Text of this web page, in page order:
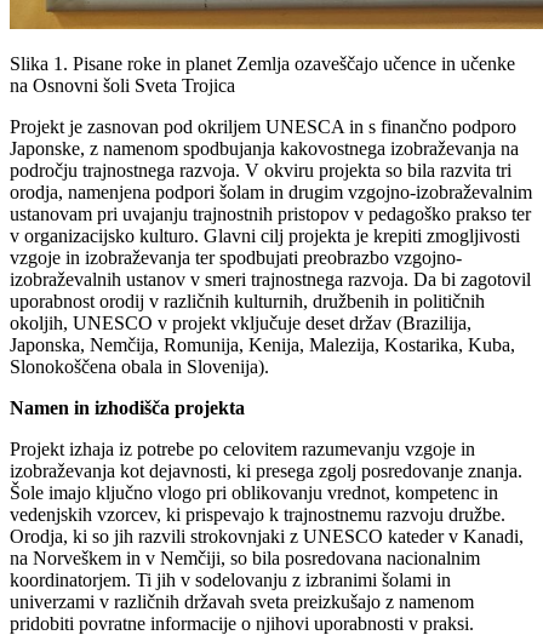
Slika 1. Pisane roke in planet Zemlja ozaveščajo učence in učenke
na Osnovni šoli Sveta Trojica
Projekt je zasnovan pod okriljem UNESCA in s finančno podporo
Japonske, z namenom spodbujanja kakovostnega izobraževanja na
področju trajnostnega razvoja. V okviru projekta so bila razvita tri
orodja, namenjena podpori šolam in drugim vzgojno-izobraževalnim
ustanovam pri uvajanju trajnostnih pristopov v pedagoško prakso ter
v organizacijsko kulturo. Glavni cilj projekta je krepiti zmogljivosti
vzgoje in izobraževanja ter spodbujati preobrazbo vzgojno-
izobraževalnih ustanov v smeri trajnostnega razvoja. Da bi zagotovil
uporabnost orodij v različnih kulturnih, družbenih in političnih
okoljih, UNESCO v projekt vključuje deset držav (Brazilija,
Japonska, Nemčija, Romunija, Kenija, Malezija, Kostarika, Kuba,
Slonokoščena obala in Slovenija).
Namen in izhodišča projekta
Projekt izhaja iz potrebe po celovitem razumevanju vzgoje in
izobraževanja kot dejavnosti, ki presega zgolj posredovanje znanja.
Šole imajo ključno vlogo pri oblikovanju vrednot, kompetenc in
vedenjskih vzorcev, ki prispevajo k trajnostnemu razvoju družbe.
Orodja, ki so jih razvili strokovnjaki z UNESCO kateder v Kanadi,
na Norveškem in v Nemčiji, so bila posredovana nacionalnim
koordinatorjem. Ti jih v sodelovanju z izbranimi šolami in
univerzami v različnih državah sveta preizkušajo z namenom
pridobiti povratne informacije o njihovi uporabnosti v praksi.